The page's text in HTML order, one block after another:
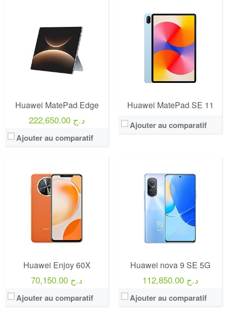
Huawei MatePad Edge
222,650.00 د.ج
Ajouter au comparatif
Huawei MatePad SE 11
Ajouter au comparatif
Huawei Enjoy 60X
70,150.00 د.ج
Ajouter au comparatif
Huawei nova 9 SE 5G
112,850.00 د.ج
Ajouter au comparatif